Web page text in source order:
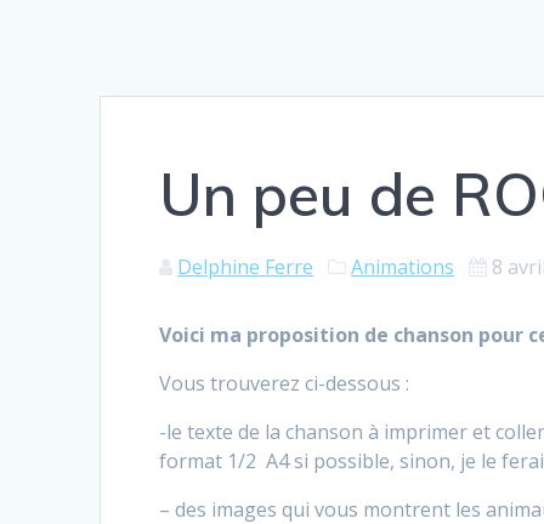
Un peu de
Delphine Ferre Animations 8
Voici ma proposition de chanson pour
Vous trouverez ci-dessous :
-le texte de la chanson à imprimer et
format 1/2 A4 si possible, sinon, je le
– des images qui vous montrent les